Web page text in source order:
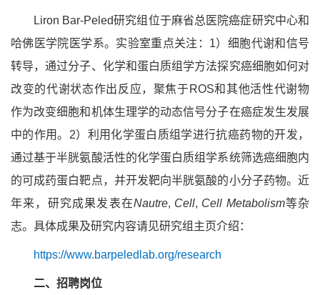
Liron Bar-Peled研究组位于麻省总医院癌症研究中心和
哈佛医学院医学系。实验室重点关注：1）细胞代谢和信号
转导，通过分子、化学和蛋白质组学方法探究癌细胞如何对
改变的代谢状态作出反应，聚焦于ROS和其他活性代谢物
作为改变细胞和机体生理学的动态信号分子在癌症发生发展
中的作用。2）利用化学蛋白质组学进行抗癌药物的开发，
通过基于半胱氨酸活性的化学蛋白质组学系统筛选癌细胞内
的可成药蛋白靶点，并开发靶向半胱氨酸的小分子药物。近
年来，研究成果发表在Nautre, Cell, Cell Metabolism等杂
志。具体成果及研究内容请见研究组主页介绍：
https://www.barpeledlab.org/research
二、招聘岗位